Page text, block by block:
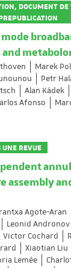
DOCUMENT DE
Marek
Petr
Alan Kádek
Afonso
REVUE
assembly
Agote-Aran
Leonid Andronov
Victor Cochard
Xiaotian Liu
Lemée